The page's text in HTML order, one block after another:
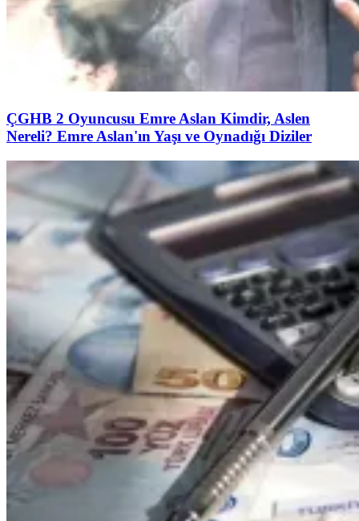
ÇGHB 2 Oyuncusu Emre Aslan Kimdir, Aslen
Nereli? Emre Aslan'ın Yaşı ve Oynadığı Diziler